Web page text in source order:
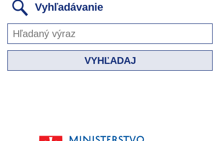
Vyhľadávanie
VYHĽADAJ